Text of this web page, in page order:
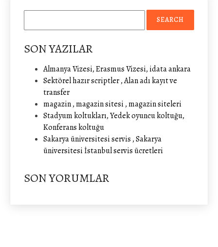
SON YAZILAR
Almanya Vizesi, Erasmus Vizesi, idata ankara
Sektörel hazır scriptler , Alan adı kayıt ve
transfer
magazin , magazin sitesi , magazin siteleri
Stadyum koltukları, Yedek oyuncu koltuğu,
Konferans koltuğu
Sakarya üniversitesi servis , Sakarya
üniversitesi İstanbul servis ücretleri
SON YORUMLAR